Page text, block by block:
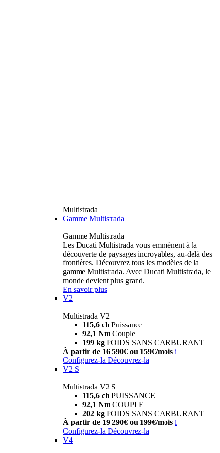
Multistrada
Gamme Multistrada
Gamme Multistrada
Les Ducati Multistrada vous emmènent à la
découverte de paysages incroyables, au-delà des
frontières. Découvrez tous les modèles de la
gamme Multistrada. Avec Ducati Multistrada, le
monde devient plus grand.
En savoir plus
V2
Multistrada V2
115,6 ch Puissance
92,1 Nm Couple
199 kg POIDS SANS CARBURANT
À partir de 16 590€ ou 159€/mois i
Configurez-la Découvrez-la
V2 S
Multistrada V2 S
115,6 ch PUISSANCE
92,1 Nm COUPLE
202 kg POIDS SANS CARBURANT
À partir de 19 290€ ou 199€/mois i
Configurez-la Découvrez-la
V4